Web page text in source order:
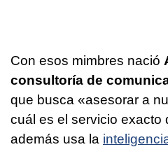
Con esos mimbres nació
consultoría de
que busca «asesorar a
cuál es el servicio exacto
además usa la